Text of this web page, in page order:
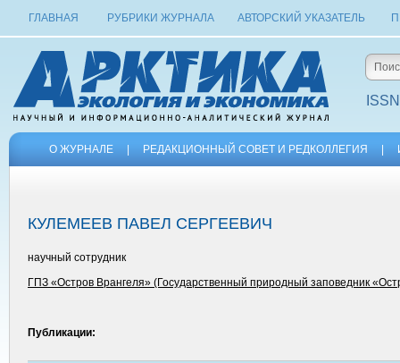
ГЛАВНАЯ РУБРИКИ ЖУРНАЛА АВТОРСКИЙ УКАЗАТЕЛЬ
О ЖУРНАЛЕ РЕДАКЦИОННЫЙ СОВЕТ И РЕДКОЛЛЕГИЯ
КУЛЕМЕЕВ ПАВЕЛ СЕРГЕЕВИЧ
научный сотрудник
ГПЗ «Остров Врангеля» (Государственный природный заповедник
Публикации: